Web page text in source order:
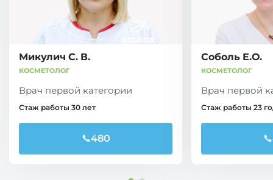
Микулич С. В.
КОСМЕТОЛОГ
Врач первой категории
Стаж работы 30 лет
480
Соболь Е.О.
КОСМЕТОЛОГ
Врач первой
Стаж работы 23